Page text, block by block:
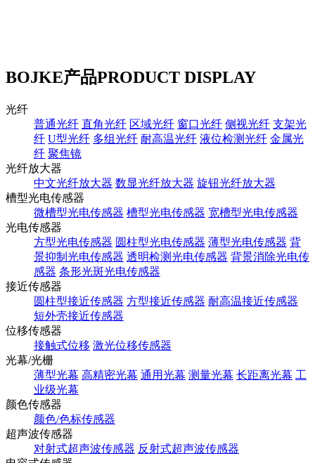
BOJKE产品PRODUCT DISPLAY
光纤
普通光纤 直角光纤 区域光纤 窗口光纤 侧视光纤 支架光
纤 U型光纤 多组光纤 耐高温光纤 液位检测光纤 金属光
纤 聚焦镜
光纤放大器
中文光纤放大器 数显光纤放大器 旋钮光纤放大器
槽型光电传感器
微槽型光电传感器 槽型光电传感器 宽槽型光电传感器
光电传感器
方型光电传感器 圆柱型光电传感器 薄型光电传感器 背
景抑制光电传感器 透明检测光电传感器 背景消除光电传
感器 条形光斑光电传感器
接近传感器
圆柱型接近传感器 方型接近传感器 耐高温接近传感器
短外壳接近传感器
位移传感器
接触式位移 激光位移传感器
光幕/光栅
薄型光幕 高精密光幕 通用光幕 测量光幕 长距离光幕 工
业级光幕
颜色传感器
颜色/色标传感器
超声波传感器
对射式超声波传感器 反射式超声波传感器